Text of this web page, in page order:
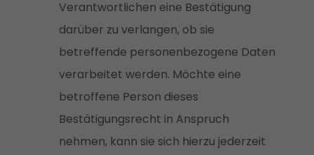
Verantwortlichen eine Bestätigung
darüber zu verlangen, ob sie
betreffende personenbezogene Daten
verarbeitet werden. Möchte eine
betroffene Person dieses
Bestätigungsrecht in Anspruch
nehmen, kann sie sich hierzu jederzeit